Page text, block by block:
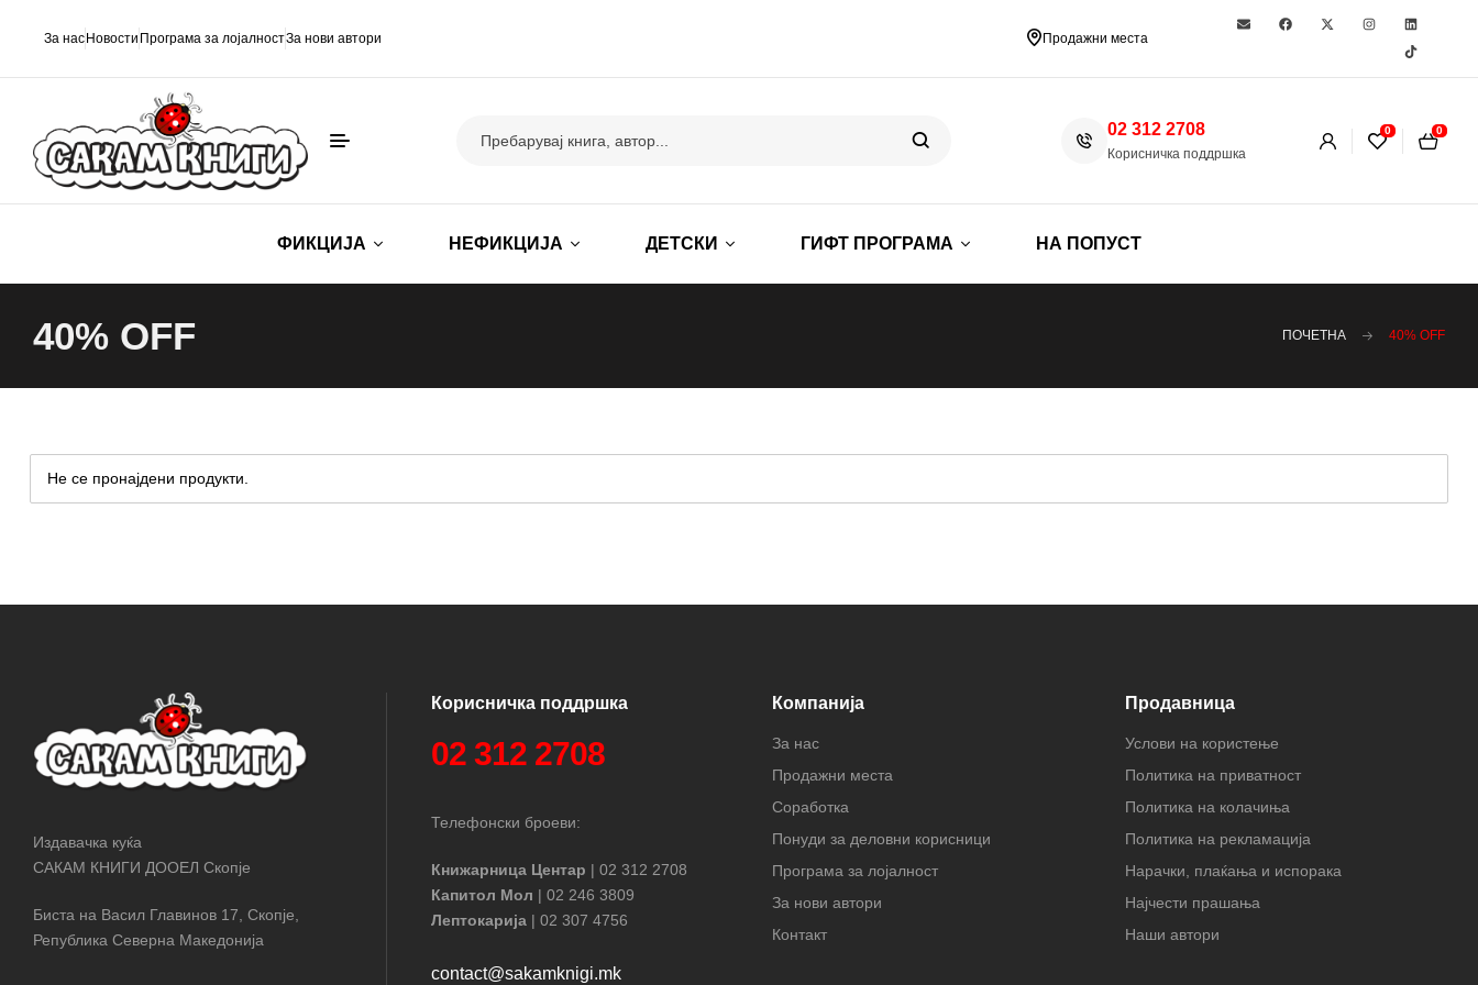
За нас Новости Програма за лојалностЗа нови автори Продажни места
02 312 2708
Корисничка поддршка
0 0
ФИКЦИЈА НЕФИКЦИЈА ДЕТСКИ ГИФТ ПРОГРАМА НА ПОПУСТ
40% ОFF ПОЧЕТНА 40% ОFF
Не се пронајдени продукти.
Издавачка куќа
САКАМ КНИГИ ДООЕЛ Скопје
Биста на Васил Главинов 17, Скопје,
Република Северна Македонија
Корисничка поддршка
02 312 2708
Телефонски броеви:
Книжарница Центар | 02 312 2708
Капитол Мол | 02 246 3809
Лептокарија | 02 307 4756
contact@sakamknigi.mk
Компанија
За нас
Продажни места
Соработка
Понуди за деловни корисници
Програма за лојалност
За нови автори
Контакт
Продавница
Услови на користење
Политика на приватност
Политика на колачиња
Политика на рекламација
Нарачки, плаќања и испорака
Најчести прашања
Наши автори